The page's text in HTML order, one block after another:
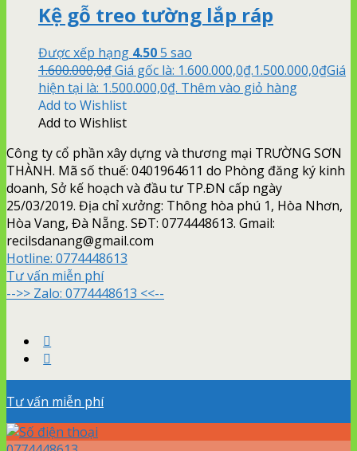
Kệ gỗ treo tường lắp ráp
Được xếp hạng 4.505 sao
1.600.000,0₫Giá gốc là: 1.600.000,0₫.1.500.000,0₫Giá
hiện tại là: 1.500.000,0₫. Thêm vào giỏ hàng
Add to Wishlist
Add to Wishlist
Công ty cổ phần xây dựng và thương mại TRƯỜNG SƠN
THÀNH. Mã số thuế: 0401964611 do Phòng đăng ký kinh
doanh, Sở kế hoạch và đầu tư TP.ĐN cấp ngày
25/03/2019. Địa chỉ xưởng: Thông hòa phú 1, Hòa Nhơn,
Hòa Vang, Đà Nẵng. SĐT: 0774448613. Gmail:
recilsdanang@gmail.com
Hotline: 0774448613
Tư vấn miễn phí
-->> Zalo: 0774448613 <<--
Tư vấn miễn phí